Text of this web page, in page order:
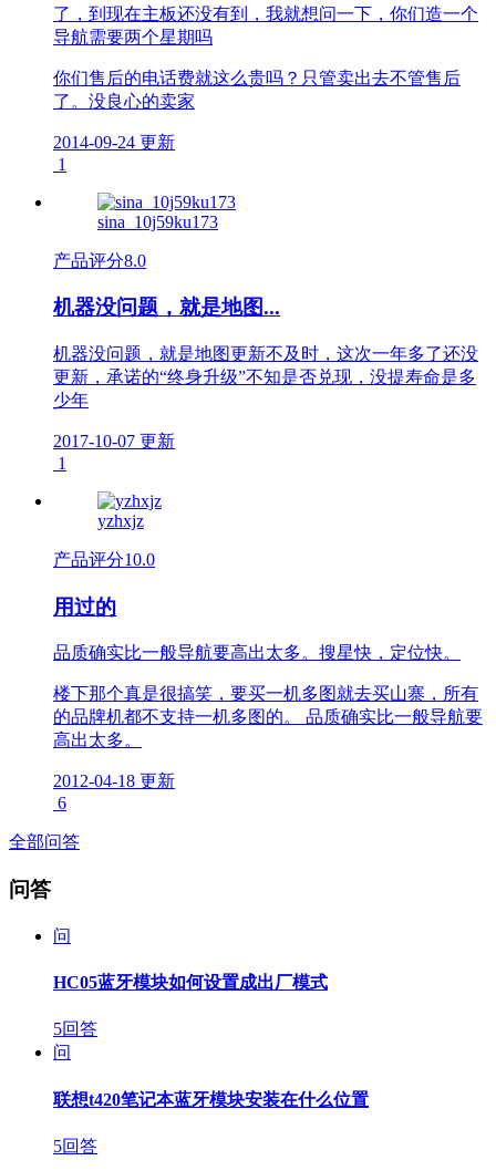
了，到现在主板还没有到，我就想问一下，你们造一个
导航需要两个星期吗
你们售后的电话费就这么贵吗？只管卖出去不管售后
了。没良心的卖家
2014-09-24 更新
1
sina_10j59ku173
产品评分8.0
机器没问题，就是地图...
机器没问题，就是地图更新不及时，这次一年多了还没
更新，承诺的“终身升级”不知是否兑现，没提寿命是多
少年
2017-10-07 更新
1
yzhxjz
产品评分10.0
用过的
品质确实比一般导航要高出太多。搜星快，定位快。
楼下那个真是很搞笑，要买一机多图就去买山寨，所有
的品牌机都不支持一机多图的。 品质确实比一般导航要
高出太多。
2012-04-18 更新
6
全部问答
问答
问
HC05蓝牙模块如何设置成出厂模式
5回答
问
联想t420笔记本蓝牙模块安装在什么位置
5回答